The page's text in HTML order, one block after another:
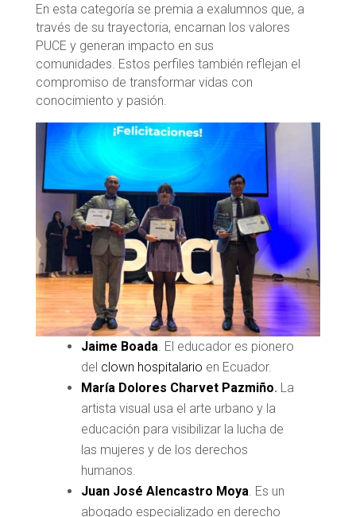
En esta categoría se premia a exalumnos que, a
través de su trayectoria, encarnan los valores
PUCE y generan impacto en sus
comunidades. Estos perfiles también reflejan el
compromiso de transformar vidas con
conocimiento y pasión.
Jaime Boada . El educador es pionero
del clown hospitalario en Ecuador.
María Dolores Charvet Pazmiño. La
artista visual usa el arte urbano y la
educación para visibilizar la lucha de
las mujeres y de los derechos
humanos.
Juan José Alencastro Moya . Es un
abogado especializado en derecho